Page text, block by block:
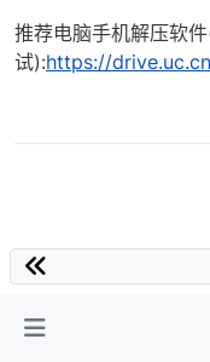
推荐电脑手机解压软
试):https://